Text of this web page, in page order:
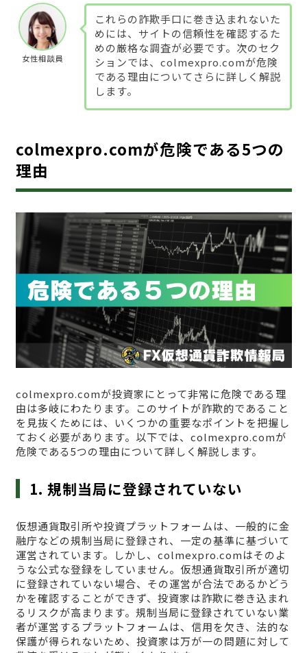
女性相談員
これらの詐欺手口に巻き込まれないた
めには、サイトの信頼性を確認するた
めの厳格な調査が必要です。次のセク
ションでは、colmexpro.comが危険
である理由についてさらに詳しく解説
します。
colmexpro.comが危険である5つの
理由
colmexpro.comが投資家にとって非常に危険である理
由は多岐にわたります。このサイトが詐欺的であること
を見抜くためには、いくつかの重要なポイントを把握し
ておく必要があります。以下では、colmexpro.comが
危険である5つの理由について詳しく解説します。
1. 規制当局に登録されていない
仮想通貨取引所や投資プラットフォームは、一般的に金
融庁などの規制当局に登録され、一定の基準に基づいて
運営されています。しかし、colmexpro.comはそのよ
うな公式な登録をしていません。仮想通貨取引所が適切
に登録されていない場合、その運営が合法であるかどう
かを確認することができず、投資家は詐欺に巻き込まれ
るリスクが高まります。規制当局に登録されていない業
者が運営するプラットフォームは、信用を欠き、法的な
保護が得られないため、投資家は万が一の問題に対して